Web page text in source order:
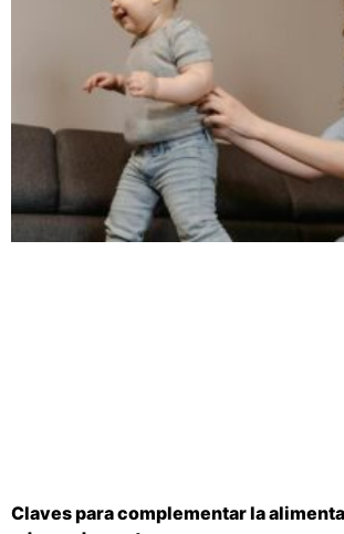
Claves para complementar la